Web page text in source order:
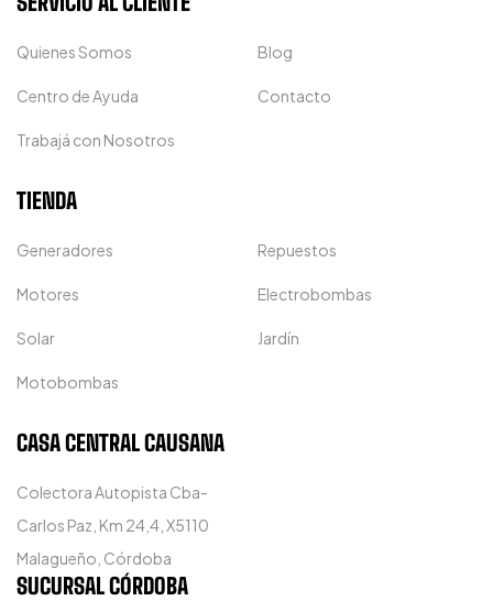
Quienes Somos Blog
Centro de Ayuda Contacto
Trabajá con Nosotros
TIENDA
Generadores Repuestos
Motores Electrobombas
Solar Jardín
Motobombas
CASA CENTRAL CAUSANA
Colectora Autopista Cba-
Carlos Paz, Km 24,4, X5110
Malagueño, Córdoba
SUCURSAL CÓRDOBA